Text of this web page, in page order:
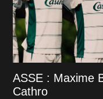
ASSE : Maxime
Cathro